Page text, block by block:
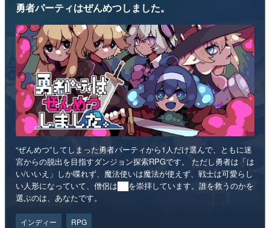
勇者パーティはぜんめつしました。
“ぜんめつ”してしまった勇者パーティから1人だけ選んで、ともに迷
宮からの脱出を目指すダンジョン探索RPGです。 ただし勇者は「は
い/いいえ」しか喋れず、魔法使いは魔法が使えず、戦士は可愛らし
い人形になっていて、僧侶は██を崇拝しています。誰を救うのかを
選ぶのは、あなたです。
インディー RPG